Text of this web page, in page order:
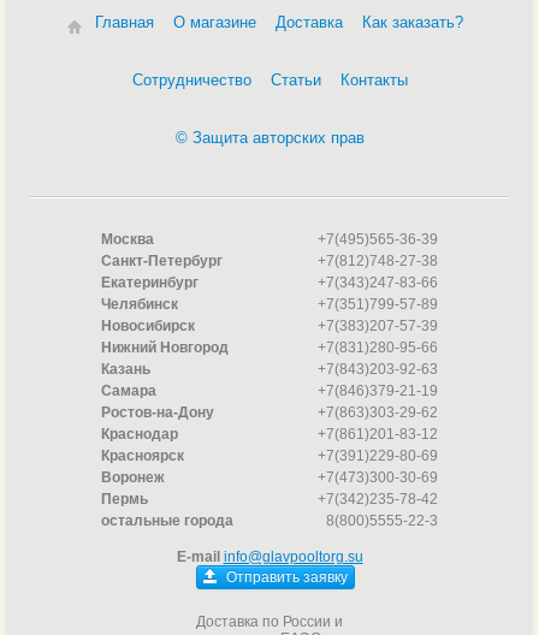
Главная О магазине Доставка Как заказать?
Сотрудничество Статьи Контакты
© Защита авторских прав
Москва
+7(495)565-36-39
Санкт-Петербург
+7(812)748-27-38
Екатеринбург
+7(343)247-83-66
Челябинск
+7(351)799-57-89
Новосибирск
+7(383)207-57-39
Нижний Новгород
+7(831)280-95-66
Казань
+7(843)203-92-63
Самара
+7(846)379-21-19
Ростов-на-Дону
+7(863)303-29-62
Краснодар
+7(861)201-83-12
Красноярск
+7(391)229-80-69
Воронеж
+7(473)300-30-69
Пермь
+7(342)235-78-42
остальные города
8(800)5555-22-3
E-mail info@glavpooltorg.su
Отправить заявку
Доставка по России и